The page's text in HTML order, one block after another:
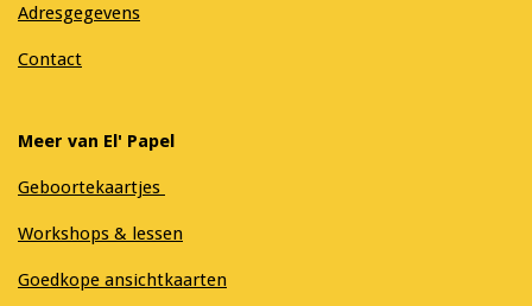
Adresgegevens
Contact
Meer van El' Papel
Geboortekaartjes
Workshops & lessen
Goedkope ansichtkaarten